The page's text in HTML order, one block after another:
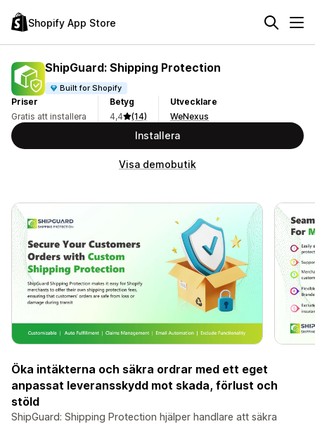
Shopify App Store
ShipGuard: Shipping Protection
Built for Shopify
Priser
Gratis att installera
Betyg
4,4
(14)
Utvecklare
WeNexus
Installera
Visa demobutik
Öka intäkterna och säkra ordrar med ett eget
anpassat leveransskydd mot skada, förlust och
stöld
ShipGuard: Shipping Protection hjälper handlare att säkra